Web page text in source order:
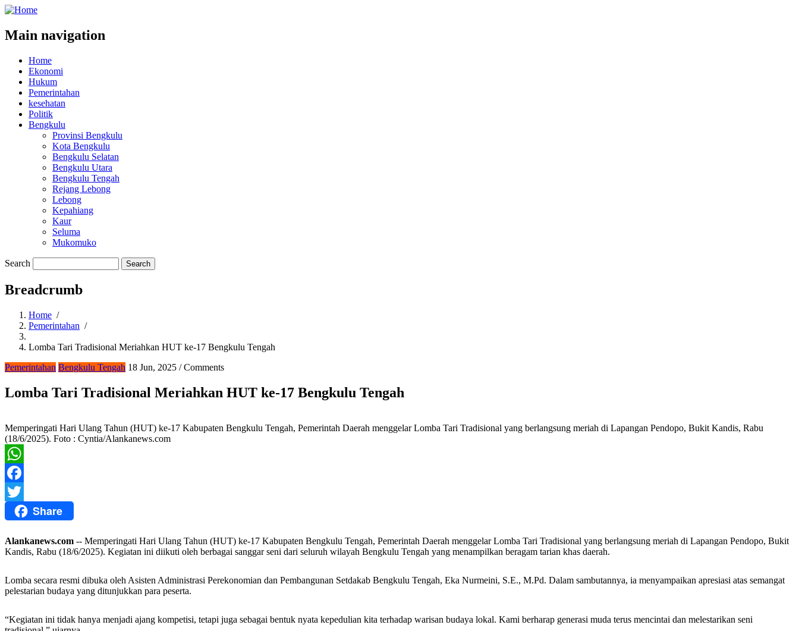
Main navigation
Home
Ekonomi
Hukum
Pemerintahan
kesehatan
Politik
Bengkulu
Provinsi Bengkulu
Kota Bengkulu
Bengkulu Selatan
Bengkulu Utara
Bengkulu Tengah
Rejang Lebong
Lebong
Kepahiang
Kaur
Seluma
Mukomuko
Search
Breadcrumb
Home /
Pemerintahan /
Lomba Tari Tradisional Meriahkan HUT ke-17 Bengkulu Tengah
Pemerintahan Bengkulu Tengah 18 Jun, 2025 /Comments
Lomba Tari Tradisional Meriahkan HUT ke-17 Bengkulu Tengah
Memperingati Hari Ulang Tahun (HUT) ke-17 Kabupaten Bengkulu Tengah, Pemerintah Daerah menggelar Lomba Tari Tradisional yang berlangsung meriah di Lapangan Pendopo, Bukit Kandis, Rabu
(18/6/2025). Foto : Cyntia/Alankanews.com
WhatsApp
Facebook
Twitter Share
Alankanews.com -- Memperingati Hari Ulang Tahun (HUT) ke-17 Kabupaten Bengkulu Tengah, Pemerintah Daerah menggelar Lomba Tari Tradisional yang berlangsung meriah di Lapangan Pendopo, Bukit
Kandis, Rabu (18/6/2025). Kegiatan ini diikuti oleh berbagai sanggar seni dari seluruh wilayah Bengkulu Tengah yang menampilkan beragam tarian khas daerah.
Lomba secara resmi dibuka oleh Asisten Administrasi Perekonomian dan Pembangunan Setdakab Bengkulu Tengah, Eka Nurmeini, S.E., M.Pd. Dalam sambutannya, ia menyampaikan apresiasi atas semangat
pelestarian budaya yang ditunjukkan para peserta.
“Kegiatan ini tidak hanya menjadi ajang kompetisi, tetapi juga sebagai bentuk nyata kepedulian kita terhadap warisan budaya lokal. Kami berharap generasi muda terus mencintai dan melestarikan seni